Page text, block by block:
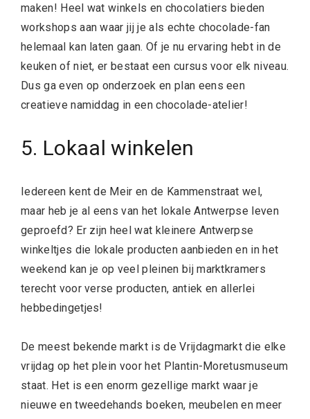
maken! Heel wat winkels en chocolatiers bieden
workshops aan waar jij je als echte chocolade-fan
helemaal kan laten gaan. Of je nu ervaring hebt in de
keuken of niet, er bestaat een cursus voor elk niveau.
Dus ga even op onderzoek en plan eens een
creatieve namiddag in een chocolade-atelier!
5. Lokaal winkelen
Iedereen kent de Meir en de Kammenstraat wel,
maar heb je al eens van het lokale Antwerpse leven
geproefd? Er zijn heel wat kleinere Antwerpse
winkeltjes die lokale producten aanbieden en in het
weekend kan je op veel pleinen bij marktkramers
terecht voor verse producten, antiek en allerlei
hebbedingetjes!
De meest bekende markt is de Vrijdagmarkt die elke
vrijdag op het plein voor het Plantin-Moretusmuseum
staat. Het is een enorm gezellige markt waar je
nieuwe en tweedehands boeken, meubelen en meer